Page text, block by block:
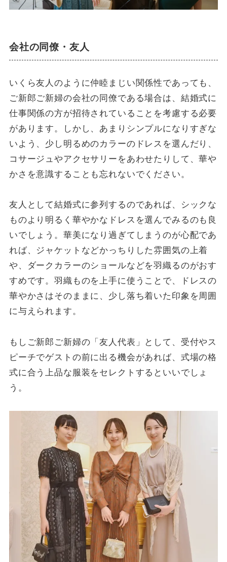
会社の同僚・友人
いくら友人のように仲睦まじい関係性であっても、
ご新郎ご新婦の会社の同僚である場合は、結婚式に
仕事関係の方が招待されていることを考慮する必要
があります。しかし、あまりシンプルになりすぎな
いよう、少し明るめのカラーのドレスを選んだり、
コサージュやアクセサリーをあわせたりして、華や
かさを意識することも忘れないでください。
友人として結婚式に参列するのであれば、シックな
ものより明るく華やかなドレスを選んでみるのも良
いでしょう。華美になり過ぎてしまうのが心配であ
れば、ジャケットなどかっちりした雰囲気の上着
や、ダークカラーのショールなどを羽織るのがおす
すめです。羽織ものを上手に使うことで、ドレスの
華やかさはそのままに、少し落ち着いた印象を周囲
に与えられます。
もしご新郎ご新婦の「友人代表」として、受付やス
ピーチでゲストの前に出る機会があれば、式場の格
式に合う上品な服装をセレクトするといいでしょ
う。